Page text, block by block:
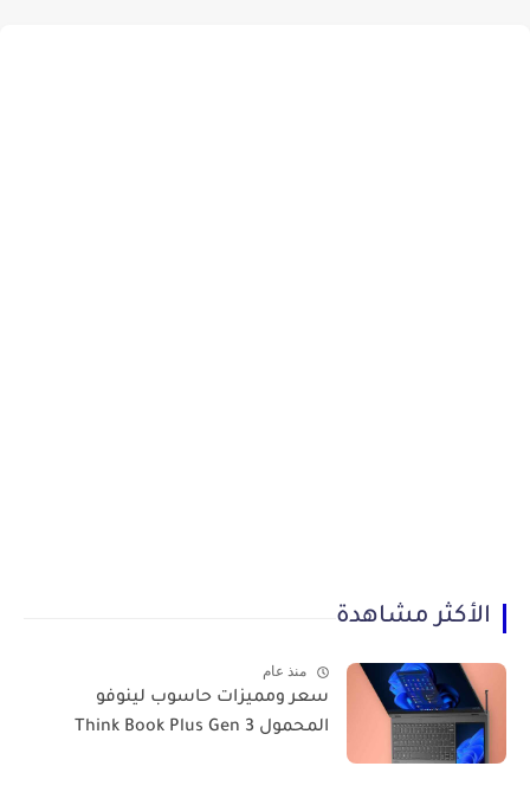
الأكثر مشاهدة
منذ عام
سعر ومميزات حاسوب لينوفو
المحمول Think Book Plus Gen 3